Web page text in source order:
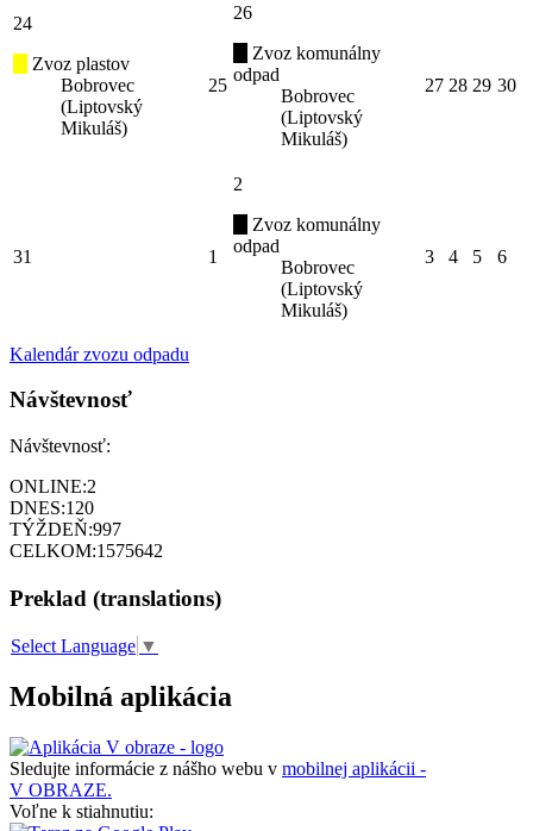
24
Zvoz plastov
Bobrovec
(Liptovský
Mikuláš)
25
26
Zvoz komunálny
odpad
Bobrovec
(Liptovský
Mikuláš)
27 28 29 30
31 1
2
Zvoz komunálny
odpad
Bobrovec
(Liptovský
Mikuláš)
3 4 5 6
Kalendár zvozu odpadu
Návštevnosť
Návštevnosť:
ONLINE:2
DNES:120
TÝŽDEŇ:997
CELKOM:1575642
Preklad (translations)
Select Language ▼
Mobilná aplikácia
Sledujte informácie z nášho webu v mobilnej aplikácii -
V OBRAZE.
Voľne k stiahnutiu: